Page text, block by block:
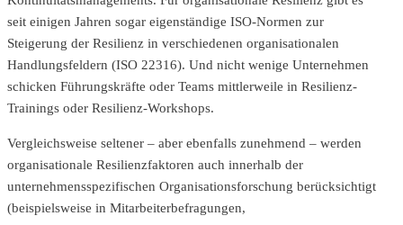
seit einigen Jahren sogar eigenständige ISO-Normen zur
Steigerung der Resilienz in verschiedenen organisationalen
Handlungsfeldern (ISO 22316). Und nicht wenige Unternehmen
schicken Führungskräfte oder Teams mittlerweile in Resilienz-
Trainings oder Resilienz-Workshops.
Vergleichsweise seltener – aber ebenfalls zunehmend – werden
organisationale Resilienzfaktoren auch innerhalb der
unternehmensspezifischen Organisationsforschung berücksichtigt
(beispielsweise in Mitarbeiterbefragungen,